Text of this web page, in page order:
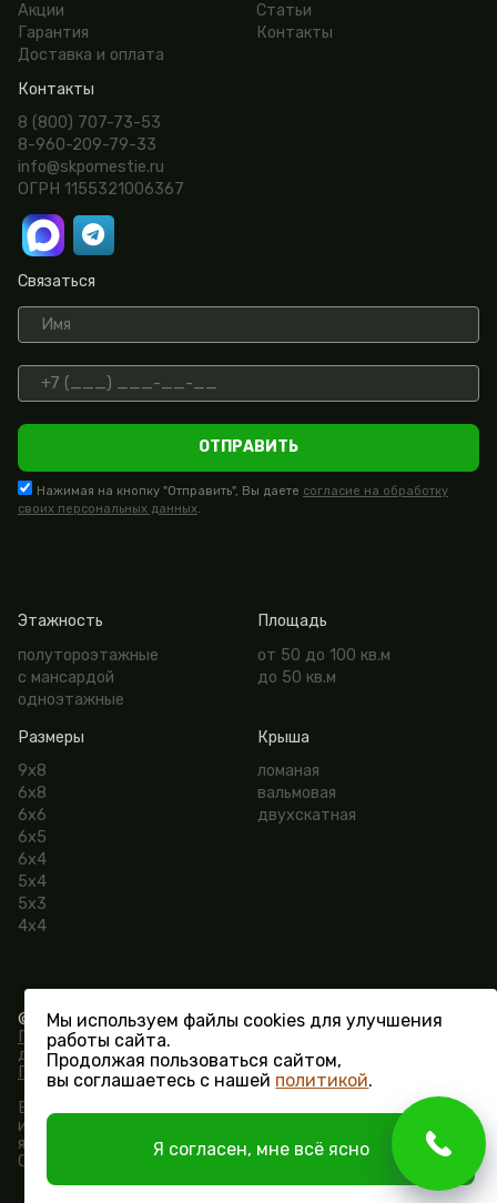
Акции
Гарантия
Доставка и оплата
Статьи
Контакты
Контакты
8 (800) 707-73-53
8-960-209-79-33
info@skpomestie.ru
ОГРН 1155321006367
Связаться
ОТПРАВИТЬ
Нажимая на кнопку "Отправить", Вы даете согласие на обработку
своих персональных данных.
Этажность
полутороэтажные
с мансардой
одноэтажные
Площадь
от 50 до 100 кв.м
до 50 кв.м
Размеры
9х8
6х8
6х6
6х5
6х4
5х4
5х3
4х4
Крыша
ломаная
вальмовая
двухскатная
© СК «Поместье» 2015 - 2026.
Политика конфиденциальности и обработки персональных
данных
Пользовательское соглашение
Вся информация на сайте носит исключительно
информационный характер и ни при каких условиях не
является публичной офертой, определяемой положениями
Статьи 437 ГК РФ.
Разработка сайта -
Vertal.ru
Мы используем файлы cookies для улучшения
работы сайта.
Продолжая пользоваться сайтом,
вы соглашаетесь с нашей политикой.
Я согласен, мне всё ясно